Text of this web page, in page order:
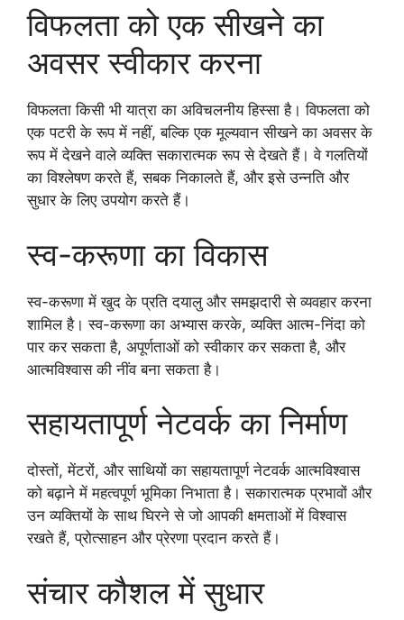
विफलता को एक सीखने का
अवसर स्वीकार करना
विफलता किसी भी यात्रा का अविचलनीय हिस्सा है। विफलता को
एक पटरी के रूप में नहीं, बल्कि एक मूल्यवान सीखने का अवसर के
रूप में देखने वाले व्यक्ति सकारात्मक रूप से देखते हैं। वे गलतियों
का विश्लेषण करते हैं, सबक निकालते हैं, और इसे उन्नति और
सुधार के लिए उपयोग करते हैं।
स्व-करूणा का विकास
स्व-करूणा में खुद के प्रति दयालु और समझदारी से व्यवहार करना
शामिल है। स्व-करूणा का अभ्यास करके, व्यक्ति आत्म-निंदा को
पार कर सकता है, अपूर्णताओं को स्वीकार कर सकता है, और
आत्मविश्वास की नींव बना सकता है।
सहायतापूर्ण नेटवर्क का निर्माण
दोस्तों, मेंटरों, और साथियों का सहायतापूर्ण नेटवर्क आत्मविश्वास
को बढ़ाने में महत्वपूर्ण भूमिका निभाता है। सकारात्मक प्रभावों और
उन व्यक्तियों के साथ घिरने से जो आपकी क्षमताओं में विश्वास
रखते हैं, प्रोत्साहन और प्रेरणा प्रदान करते हैं।
संचार कौशल में सुधार